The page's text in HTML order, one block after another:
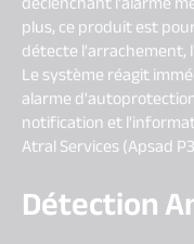
plus, ce produit est
détecte
Le système réagit
alarme
notification et
Atral Services (Apsad
Détection